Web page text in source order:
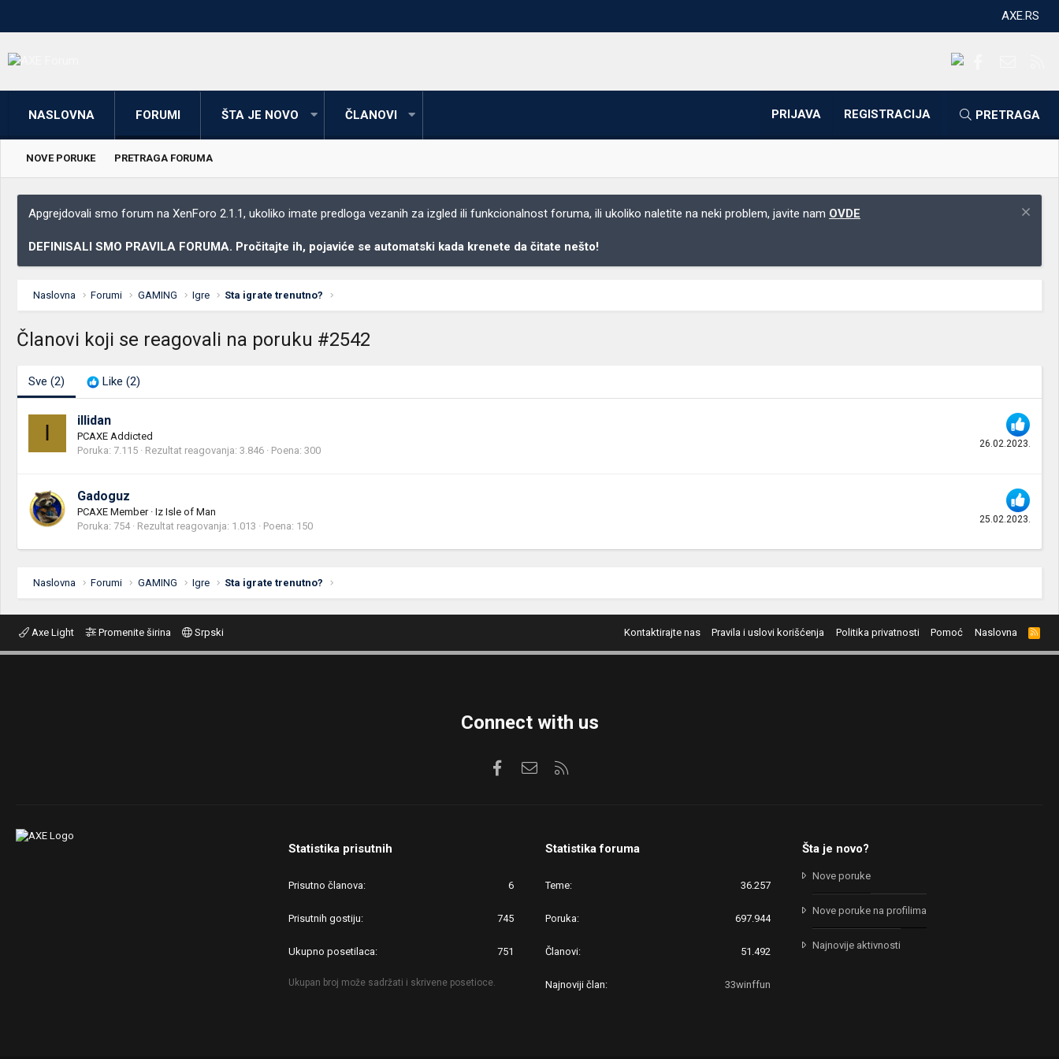
AXE.RS
NASLOVNA FORUMI ŠTA JE NOVO ČLANOVI PRIJAVA REGISTRACIJA PRETRAGA
NOVE PORUKE PRETRAGA FORUMA
Apgrejdovali smo forum na XenForo 2.1.1, ukoliko imate predloga vezanih za izgled ili funkcionalnost foruma, ili ukoliko naletite na neki problem, javite nam OVDE
DEFINISALI SMO PRAVILA FORUMA. Pročitajte ih, pojaviće se automatski kada krenete da čitate nešto!
Naslovna Forumi GAMING Igre Sta igrate trenutno?
Članovi koji se reagovali na poruku #2542
Sve (2) Like (2)
I 26.02.2023.
illidan
PCAXE Addicted
Poruka 7.115 Rezultat reagovanja 3.846 Poena 300
25.02.2023.
Gadoguz
PCAXE Member · Iz Isle of Man
Poruka 754 Rezultat reagovanja 1.013 Poena 150
Naslovna Forumi GAMING Igre Sta igrate trenutno?
Axe Light Promenite širina Srpski Kontaktirajte nas Pravila i uslovi korišćenja Politika privatnosti Pomoć Naslovna
R
S
S
Connect with us
FacebookKontaktirajte nas
Statistika prisutnih
Prisutno članova 6
Prisutnih gostiju 745
Ukupno posetilaca 751
Ukupan broj može sadržati i skrivene posetioce.
Statistika foruma
Teme 36.257
Poruka 697.944
Članovi 51.492
Najnoviji član 33winffun
Šta je novo?
Nove poruke
Nove poruke na profilima
Najnovije aktivnosti